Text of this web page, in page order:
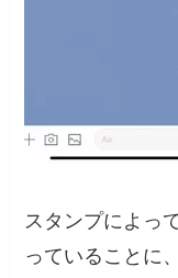
スタンプによっ
っていることに